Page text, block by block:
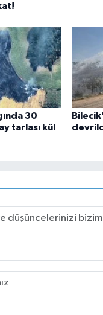
30
tarlası kül